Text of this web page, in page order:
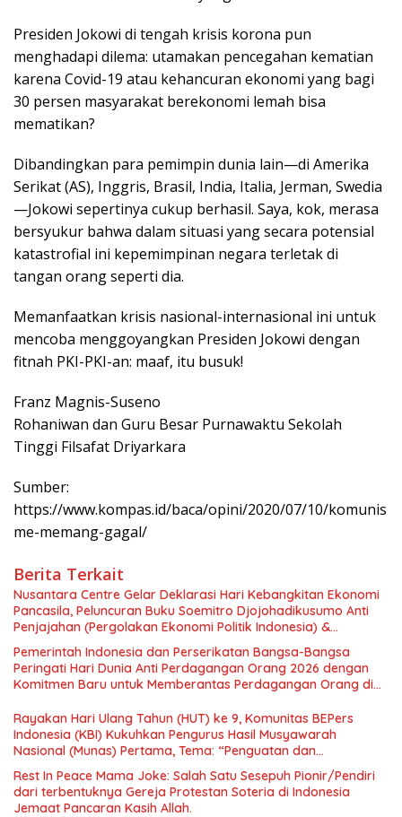
Presiden Jokowi di tengah krisis korona pun
menghadapi dilema: utamakan pencegahan kematian
karena Covid-19 atau kehancuran ekonomi yang bagi
30 persen masyarakat berekonomi lemah bisa
mematikan?
Dibandingkan para pemimpin dunia lain—di Amerika
Serikat (AS), Inggris, Brasil, India, Italia, Jerman, Swedia
—Jokowi sepertinya cukup berhasil. Saya, kok, merasa
bersyukur bahwa dalam situasi yang secara potensial
katastrofial ini kepemimpinan negara terletak di
tangan orang seperti dia.
Memanfaatkan krisis nasional-internasional ini untuk
mencoba menggoyangkan Presiden Jokowi dengan
fitnah PKI-PKI-an: maaf, itu busuk!
Franz Magnis-Suseno
Rohaniwan dan Guru Besar Purnawaktu Sekolah
Tinggi Filsafat Driyarkara
Sumber:
https://www.kompas.id/baca/opini/2020/07/10/komunis
me-memang-gagal/
Berita Terkait
Nusantara Centre Gelar Deklarasi Hari Kebangkitan Ekonomi
Pancasila, Peluncuran Buku Soemitro Djojohadikusumo Anti
Penjajahan (Pergolakan Ekonomi Politik Indonesia) &
Simposium Nasional “Urgensi Undang-Undang Perekonomian
Nasional dan Kesejahteraan Sosial dalam Menata Bangsa
Menuju Indonesia Emas 2045”,
Pemerintah Indonesia dan Perserikatan Bangsa-Bangsa
Peringati Hari Dunia Anti Perdagangan Orang 2026 dengan
Komitmen Baru untuk Memberantas Perdagangan Orang di
Rayakan Hari Ulang Tahun (HUT) ke 9, Komunitas BEPers
Indonesia (KBI) Kukuhkan Pengurus Hasil Musyawarah
Nasional (Munas) Pertama, Tema: “Penguatan dan
Pengembangan Organisasi KBI yang Berbasis Riset di seluruh
Indonesia dan Mancanegara”.
Rest In Peace Mama Joke: Salah Satu Sesepuh Pionir/Pendiri
dari terbentuknya Gereja Protestan Soteria di Indonesia
Jemaat Pancaran Kasih Allah.